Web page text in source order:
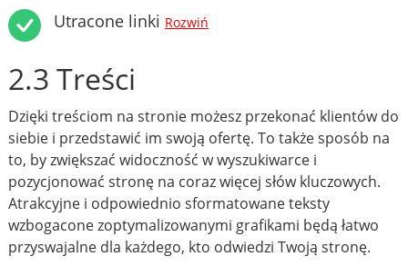
Utracone linki Rozwiń
2.3 Treści
Dzięki treściom na stronie możesz przekonać klientów do
siebie i przedstawić im swoją ofertę. To także sposób na
to, by zwiększać widoczność w wyszukiwarce i
pozycjonować stronę na coraz więcej słów kluczowych.
Atrakcyjne i odpowiednio sformatowane teksty
wzbogacone zoptymalizowanymi grafikami będą łatwo
przyswajalne dla każdego, kto odwiedzi Twoją stronę.